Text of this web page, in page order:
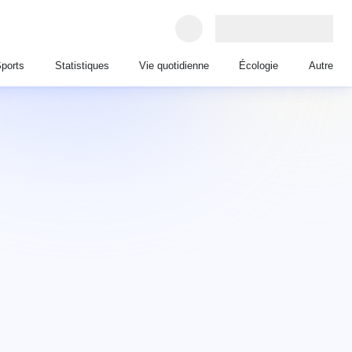
Statistiques Vie quotidienne Écologie Autre